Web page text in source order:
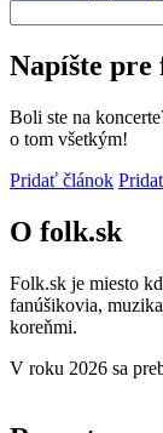
Napíšte pre
Boli ste na
o tom všetkým!
Pridať článok
O folk.sk
Folk.sk je miesto
fanúšikovia,
koreňmi.
V roku 2026 sa